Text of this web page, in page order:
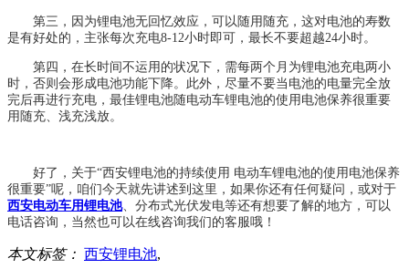
第三，因为锂电池无回忆效应，可以随用随充，这对电池的寿数
是有好处的，主张每次充电8-12小时即可，最长不要超越24小时。
第四，在长时间不运用的状况下，需每两个月为锂电池充电两小
时，否则会形成电池功能下降。此外，尽量不要当电池的电量完全放
完后再进行充电，最佳锂电池随电动车锂电池的使用电池保养很重要
用随充、浅充浅放。
好了，关于“西安锂电池的持续使用 电动车锂电池的使用电池保养
很重要”呢，咱们今天就先讲述到这里，如果你还有任何疑问，或对于
西安电动车用锂电池、分布式光伏发电等还有想要了解的地方，可以
电话咨询，当然也可以在线咨询我们的客服哦！
本文标签： 西安锂电池,